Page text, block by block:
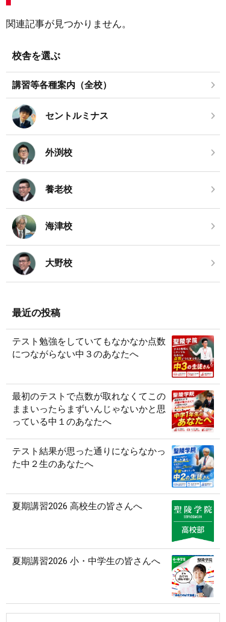
関連記事が見つかりません。
校舎を選ぶ
講習等各種案内（全校）
セントルミナス
外渕校
養老校
海津校
大野校
最近の投稿
テスト勉強をしていてもなかなか点数
につながらない中３のあなたへ
最初のテストで点数が取れなくてこの
ままいったらまずいんじゃないかと思
っている中１のあなたへ
テスト結果が思った通りにならなかっ
た中２生のあなたへ
夏期講習2026 高校生の皆さんへ
夏期講習2026 小・中学生の皆さんへ